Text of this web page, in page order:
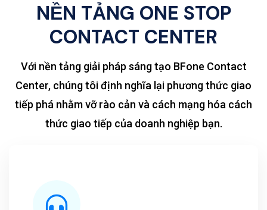
NỀN TẢNG ONE STOP
CONTACT CENTER
Với nền tảng giải pháp sáng tạo BFone Contact
Center, chúng tôi định nghĩa lại phương thức giao
tiếp phá nhằm vỡ rào cản và cách mạng hóa cách
thức giao tiếp của doanh nghiệp bạn.